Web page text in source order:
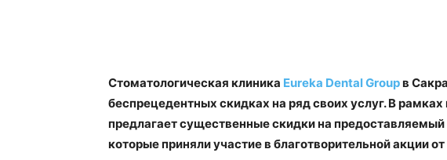
Стоматологическая клиника Eureka Dental Groupв
беспрецедентных скидках на ряд своих услуг. В
предлагает существенные скидки на
которые приняли участие в благотворительной акции